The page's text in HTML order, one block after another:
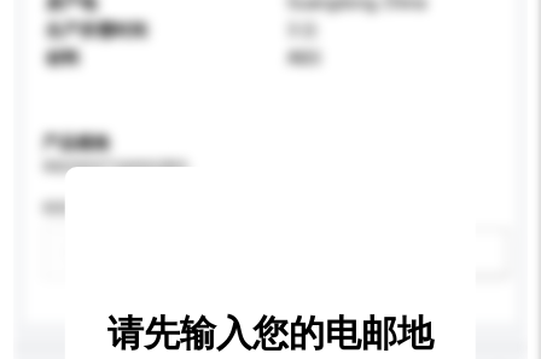
生产所需时间
材料
ABS
产品规格
请提供您对产品的特定要求。
请先输入您的电邮地